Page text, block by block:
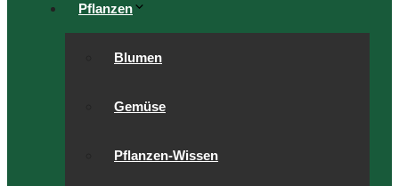
Pflanzen
Blumen
Gemüse
Pflanzen-Wissen